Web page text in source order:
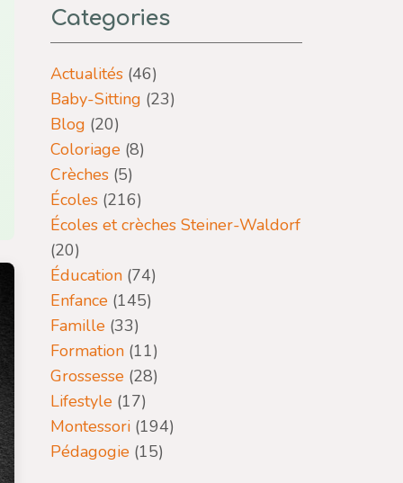
Categories
Actualités (46)
Baby-Sitting (23)
Blog (20)
Coloriage (8)
Crèches (5)
Écoles (216)
Écoles et crèches Steiner-Waldorf
(20)
Éducation (74)
Enfance (145)
Famille (33)
Formation (11)
Grossesse (28)
Lifestyle (17)
Montessori (194)
Pédagogie (15)